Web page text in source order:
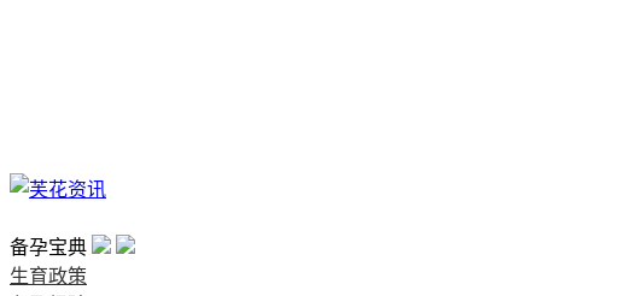
备孕宝典
生育政策